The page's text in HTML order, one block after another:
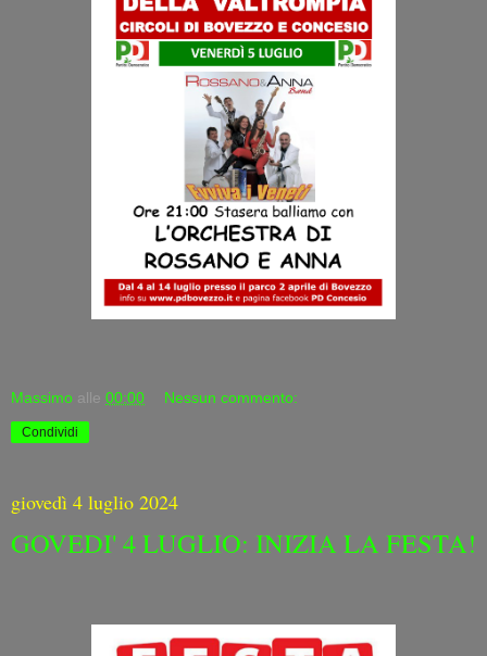
Massimo alle 00:00 Nessun commento:
Condividi
giovedì 4 luglio 2024
GOVEDI' 4 LUGLIO: INIZIA LA FESTA!